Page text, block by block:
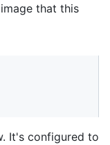
that this
It's configured to